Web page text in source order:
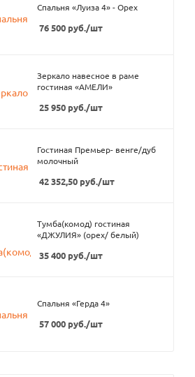
Спальня «Луиза 4» - Орех
76 500 руб./шт
Зеркало навесное в раме
гостиная «АМЕЛИ»
25 950 руб./шт
Гостиная Премьер- венге/дуб
молочный
42 352,50 руб./шт
Тумба(комод) гостиная
«ДЖУЛИЯ» (орех/ белый)
35 400 руб./шт
Спальня «Герда 4»
57 000 руб./шт